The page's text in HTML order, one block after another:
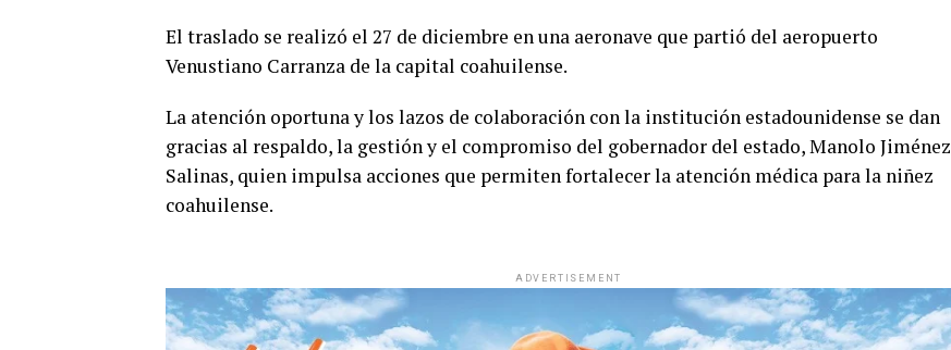
El traslado se realizó el 27 de diciembre en una aeronave que partió del aeropuerto
Venustiano Carranza de la capital coahuilense.
La atención oportuna y los lazos de colaboración con la institución estadounidense se dan
gracias al respaldo, la gestión y el compromiso del gobernador del estado, Manolo Jiménez
Salinas, quien impulsa acciones que permiten fortalecer la atención médica para la niñez
coahuilense.
ADVERTISEMENT